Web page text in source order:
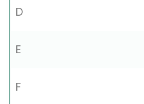
D
E
F